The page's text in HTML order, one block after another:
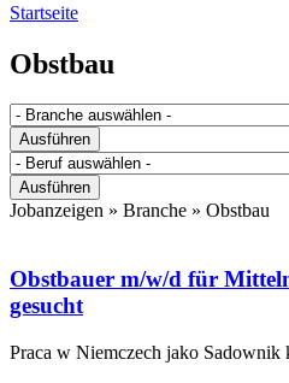
Startseite
Obstbau
Jobanzeigen » Branche » Obstbau
Obstbauer m/w/d für
gesucht
Praca w Niemczech jako Sadownik